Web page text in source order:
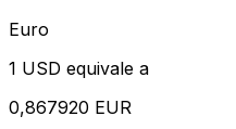
Euro
1 USD equivale a
0,867920 EUR